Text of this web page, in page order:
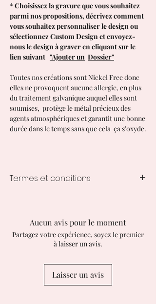
* Choisissez la gravure que vous souhaitez
parmi nos propositions, décrivez comment
vous souhaitez personnaliser le design ou
sélectionnez Custom Design et envoyez-
nous le design à graver en cliquant sur le
lien suivant "Ajouter un Dossier"
Toutes nos créations sont Nickel Free donc
elles ne provoquent aucune allergie, en plus
du traitement galvanique auquel elles sont
soumises, protège le métal précieux des
agents atmosphériques et garantit une bonne
durée dans le temps sans que cela ça s'oxyde.
Termes et conditions
Retours et échanges
J'accepte les retours, les échanges et
les annulations
Renvoyez-moi les articles sous : 30
jours après la livraison
Aucun avis pour le moment
Partagez votre expérience, soyez le premier
à laisser un avis.
Laisser un avis